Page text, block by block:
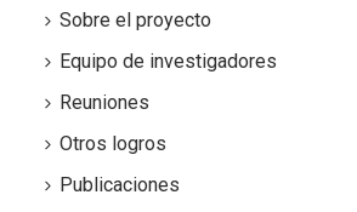
Sobre el proyecto
Equipo de investigadores
Reuniones
Otros logros
Publicaciones